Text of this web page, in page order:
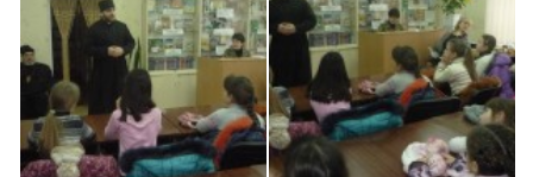
Спільноти
Квіти Слобожанщини
Харківщина
Полтавщина